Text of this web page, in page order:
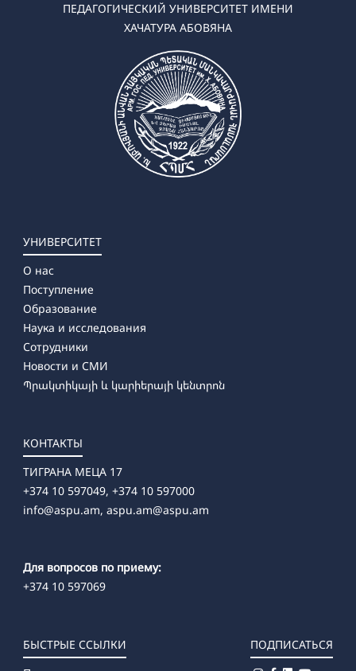
ПЕДАГОГИЧЕСКИЙ УНИВЕРСИТЕТ ИМЕНИ
ХАЧАТУРА АБОВЯНА
УНИВЕРСИТЕТ
О нас
Поступление
Образование
Наука и исследования
Сотрудники
Новости и СМИ
Պրակտիկայի և կարիերայի կենտրոն
КОНТАКТЫ
ТИГРАНА МЕЦА 17
+374 10 597049, +374 10 597000
info@aspu.am, aspu.am@aspu.am
Для вопросов по приему:
+374 10 597069
БЫСТРЫЕ ССЫЛКИ
ПОДПИСАТЬСЯ